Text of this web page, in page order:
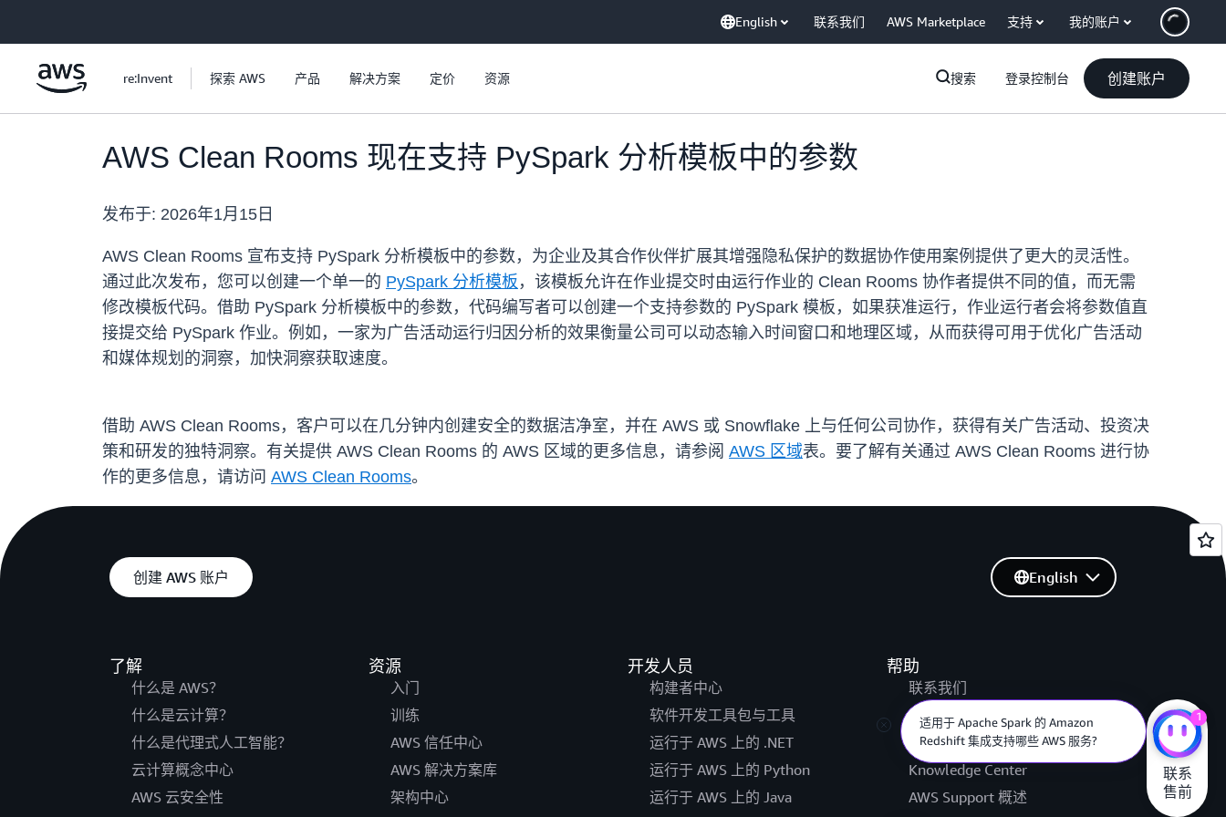
English 联系我们 AWS Marketplace 支持 我的账户
re:Invent 探索 AWS 产品 解决方案 定价 资源 搜索 登录控制台 创建账户
AWS Clean Rooms 现在支持 PySpark 分析模板中的参数
发布于: 2026年1月15日
AWS Clean Rooms 宣布支持 PySpark 分析模板中的参数，为企业及其合作伙伴扩展其增强隐私保护的数据协作使用案例提供了更大的灵活性。
通过此次发布，您可以创建一个单一的 PySpark 分析模板 ，该模板允许在作业提交时由运行作业的 Clean Rooms 协作者提供不同的值，而无需
修改模板代码。借助 PySpark 分析模板中的参数，代码编写者可以创建一个支持参数的 PySpark 模板，如果获准运行，作业运行者会将参数值直
接提交给 PySpark 作业。例如，一家为广告活动运行归因分析的效果衡量公司可以动态输入时间窗口和地理区域，从而获得可用于优化广告活动
和媒体规划的洞察，加快洞察获取速度。
借助 AWS Clean Rooms，客户可以在几分钟内创建安全的数据洁净室，并在 AWS 或 Snowflake 上与任何公司协作，获得有关广告活动、投资决
策和研发的独特洞察。有关提供 AWS Clean Rooms 的 AWS 区域的更多信息，请参阅 AWS 区域表。要了解有关通过 AWS Clean Rooms 进行协
作的更多信息，请访问 AWS Clean Rooms。
创建 AWS 账户
了解
什么是 AWS？
什么是云计算？
什么是代理式人工智能？
云计算概念中心
AWS 云安全性
资源
入门
训练
AWS 信任中心
AWS 解决方案库
架构中心
开发人员
构建者中心
软件开发工具包与工具
运行于 AWS 上的 .NET
运行于 AWS 上的 Python
运行于 AWS 上的 Java
帮助
联系我们
提交支持工单
AWS re:Post
Knowledge Center
AWS Support 概述
English
适用于 Apache Spark 的 Amazon
Redshift 集成支持哪些 AWS 服务?
1
联系
售前